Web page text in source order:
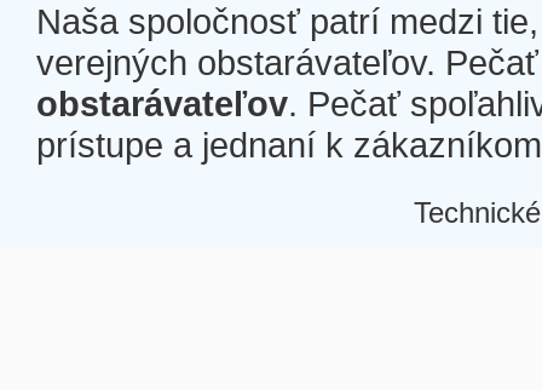
Naša spoločnosť patrí medzi
verejných obstarávateľov.
obstarávateľov. Pečať
prístupe a jednaní k